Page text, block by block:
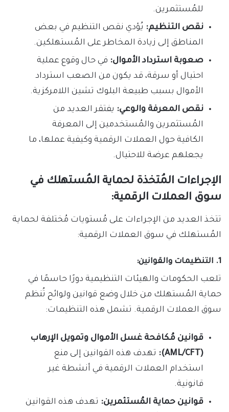
للمُستثمرين.
نقص التنظيم: يُؤدي نقص التنظيم في بعض
المناطق إلى زيادة المخاطر على المُستهلكين.
صعوبة استرداد الأموال: في حال وقوع عملية
احتيال أو سرقة، قد يكون من الصعب استرداد
الأموال بسبب طبيعة البلوك تشين اللامركزية.
نقص المعرفة والوعي: يفتقر العديد من
المُستثمرين والمُستخدمين إلى المعرفة
الكافية حول العملات الرقمية وكيفية عملها، ما
يجعلهم عرضة للاحتيال.
الإجراءات المُتخذة لحماية المُستهلك في
سوق العملات الرقمية:
تتخذ العديد من الإجراءات على مُستويات مُختلفة لحماية
المُستهلك في سوق العملات الرقمية:
1. التنظيمات والقوانين:
تلعب الحكومات والهيئات التنظيمية دورًا حاسمًا في
حماية المُستهلك من خلال وضع قوانين ولوائح تُنظم
سوق العملات الرقمية. تشمل هذه التنظيمات:
قوانين مُكافحة غسل الأموال وتمويل الإرهاب
(AML/CFT):
تهدف هذه القوانين إلى منع
استخدام العملات الرقمية في أنشطة غير
قانونية.
قوانين حماية المُستثمرين: تهدف هذه القوانين